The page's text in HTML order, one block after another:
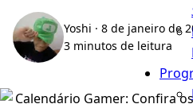
Yoshi · 8 de janeiro de
3 minutos de leitura